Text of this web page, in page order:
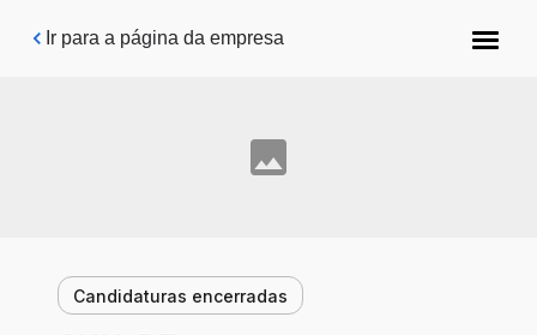
Pular para o conteúdo principal
Ir para a página da empresa
Candidaturas encerradas